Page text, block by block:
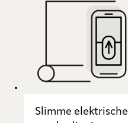
Slimme elektrische